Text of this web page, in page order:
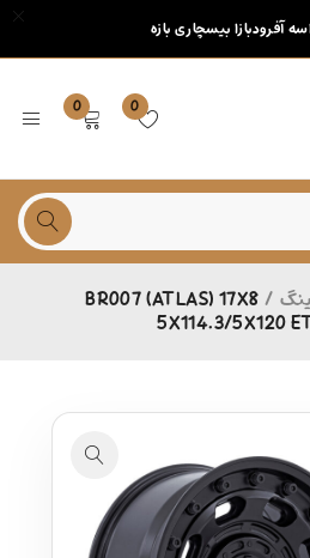
آفرودبازا بیسچاری بازه
0
0
/
BR007 (ATLAS) 17X8
5X114.3/5X120